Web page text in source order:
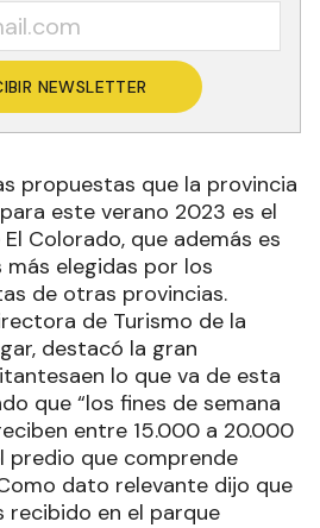
NEWSLETTER
propuestas que la provincia
este verano 2023 es el
Colorado, que además es
elegidas por los
de otras provincias.
de Turismo de la
destacó la gran
lo que va de esta
que “los fines de semana
entre 15.000 a 20.000
predio que comprende
dato relevante dijo que
recibido en el parque